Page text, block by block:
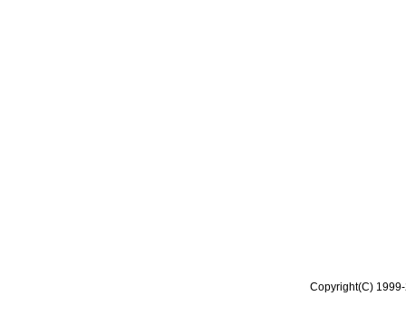
Copyright(C)